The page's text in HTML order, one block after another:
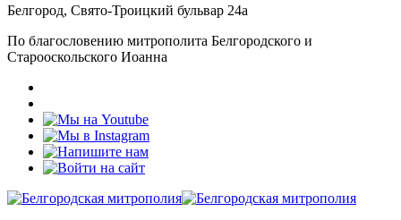
Белгород, Свято-Троицкий бульвар 24а
По благословению митрополита Белгородского и
Старооскольского Иоанна